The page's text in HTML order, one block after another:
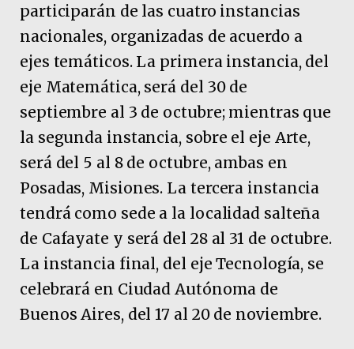
participarán de las cuatro instancias
nacionales, organizadas de acuerdo a
ejes temáticos. La primera instancia, del
eje Matemática, será del 30 de
septiembre al 3 de octubre; mientras que
la segunda instancia, sobre el eje Arte,
será del 5 al 8 de octubre, ambas en
Posadas, Misiones. La tercera instancia
tendrá como sede a la localidad salteña
de Cafayate y será del 28 al 31 de octubre.
La instancia final, del eje Tecnología, se
celebrará en Ciudad Autónoma de
Buenos Aires, del 17 al 20 de noviembre.